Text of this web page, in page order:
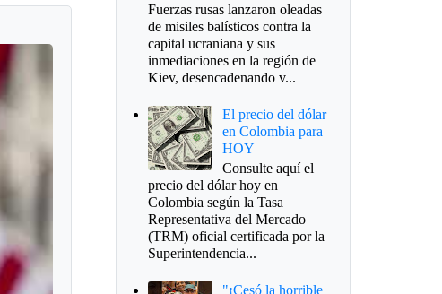
Fuerzas rusas lanzaron oleadas
de misiles balísticos contra la
capital ucraniana y sus
inmediaciones en la región de
Kiev, desencadenando v...
El precio del dólar
en Colombia para
HOY
Consulte aquí el
precio del dólar hoy en
Colombia según la Tasa
Representativa del Mercado
(TRM) oficial certificada por la
Superintendencia...
"¡Cesó la horrible